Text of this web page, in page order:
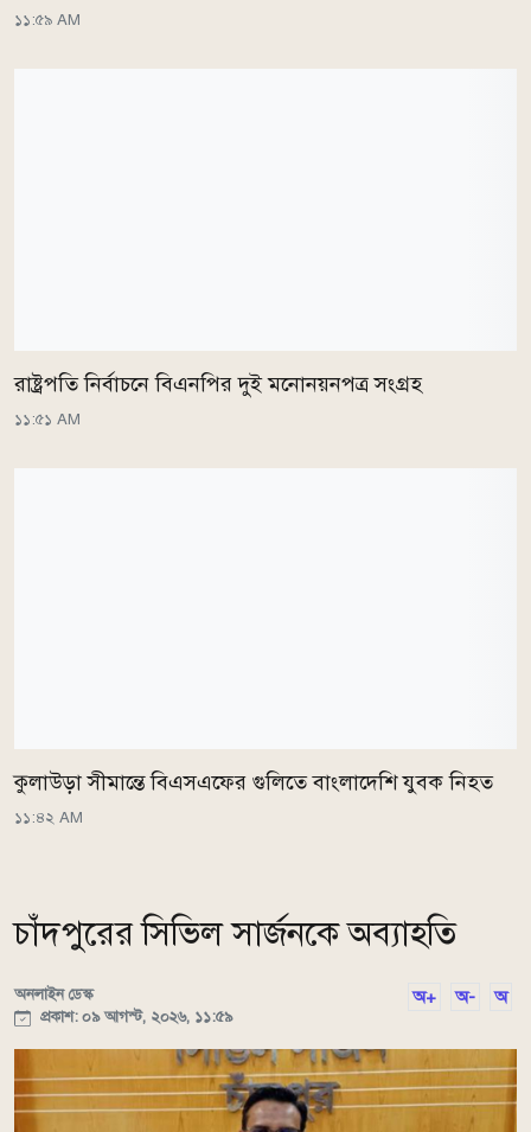
১১:৫৯ AM
রাষ্ট্রপতি নির্বাচনে বিএনপির দুই মনোনয়নপত্র সংগ্রহ
১১:৫১ AM
কুলাউড়া সীমান্তে বিএসএফের গুলিতে বাংলাদেশি যুবক নিহত
১১:৪২ AM
চাঁদপুরের সিভিল সার্জনকে অব্যাহতি
অনলাইন ডেস্ক
প্রকাশ: ০৯ আগস্ট, ২০২৬, ১১:৫৯
অ+ অ- অ